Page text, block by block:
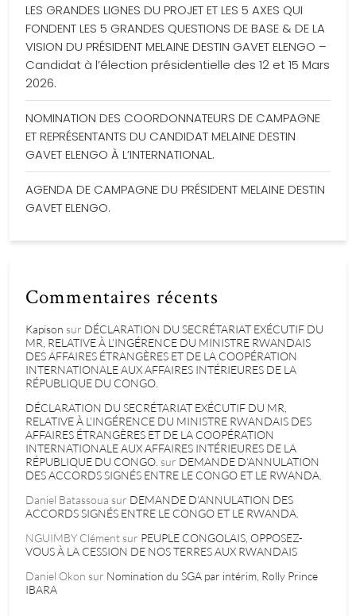
LES GRANDES LIGNES DU PROJET ET LES 5 AXES QUI
FONDENT LES 5 GRANDES QUESTIONS DE BASE & DE LA
VISION DU PRÉSIDENT MELAINE DESTIN GAVET ELENGO –
Candidat à l’élection présidentielle des 12 et 15 Mars
2026.
NOMINATION DES COORDONNATEURS DE CAMPAGNE
ET REPRÉSENTANTS DU CANDIDAT MELAINE DESTIN
GAVET ELENGO À L’INTERNATIONAL.
AGENDA DE CAMPAGNE DU PRÉSIDENT MELAINE DESTIN
GAVET ELENGO.
Commentaires récents
Kapison sur DÉCLARATION DU SECRÉTARIAT EXÉCUTIF DU
MR, RELATIVE À L’INGÉRENCE DU MINISTRE RWANDAIS
DES AFFAIRES ÉTRANGÈRES ET DE LA COOPÉRATION
INTERNATIONALE AUX AFFAIRES INTÉRIEURES DE LA
RÉPUBLIQUE DU CONGO.
DÉCLARATION DU SECRÉTARIAT EXÉCUTIF DU MR,
RELATIVE À L’INGÉRENCE DU MINISTRE RWANDAIS DES
AFFAIRES ÉTRANGÈRES ET DE LA COOPÉRATION
INTERNATIONALE AUX AFFAIRES INTÉRIEURES DE LA
RÉPUBLIQUE DU CONGO. sur DEMANDE D’ANNULATION
DES ACCORDS SIGNÉS ENTRE LE CONGO ET LE RWANDA.
Daniel Batassoua sur DEMANDE D’ANNULATION DES
ACCORDS SIGNÉS ENTRE LE CONGO ET LE RWANDA.
NGUIMBY Clément sur PEUPLE CONGOLAIS, OPPOSEZ-
VOUS À LA CESSION DE NOS TERRES AUX RWANDAIS
Daniel Okon sur Nomination du SGA par intérim, Rolly Prince
IBARA